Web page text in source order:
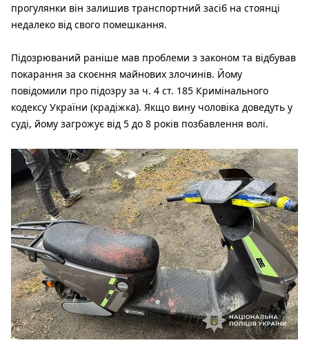
прогулянки він залишив транспортний засіб на стоянці
недалеко від свого помешкання.
Підозрюваний раніше мав проблеми з законом та відбував
покарання за скоєння майнових злочинів. Йому
повідомили про підозру за ч. 4 ст. 185 Кримінального
кодексу України (крадіжка). Якщо вину чоловіка доведуть у
суді, йому загрожує від 5 до 8 років позбавлення волі.